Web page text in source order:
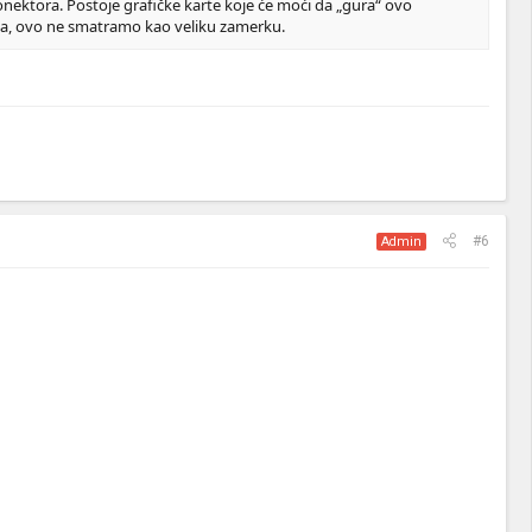
Postoje grafičke karte koje će moći da „gura“ ovo
ovo ne smatramo kao veliku zamerku.
Admin #6